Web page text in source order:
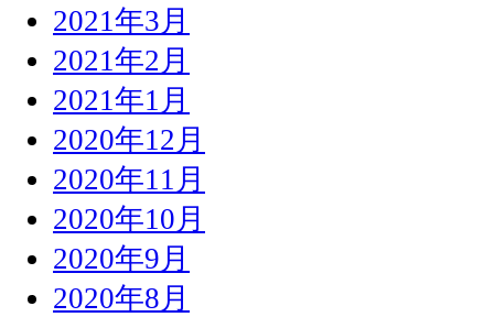
2021年3月
2021年2月
2021年1月
2020年12月
2020年11月
2020年10月
2020年9月
2020年8月